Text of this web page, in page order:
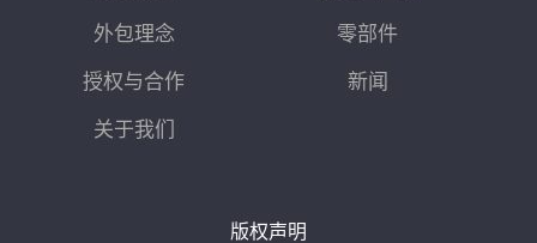
外包理念 零部件
授权与合作 新闻
关于我们
版权声明